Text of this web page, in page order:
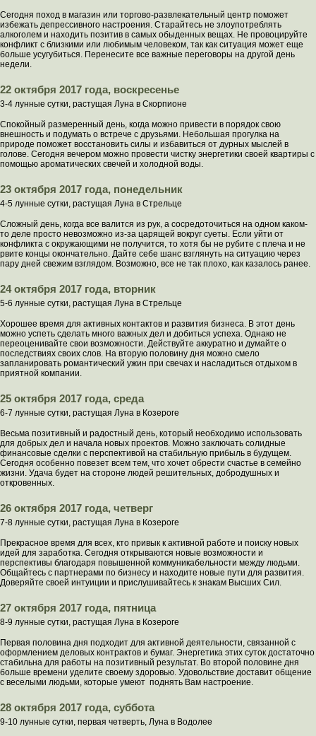
Сегодня поход в магазин или торгово-развлекательный центр поможет
избежать депрессивного настроения. Старайтесь не злоупотреблять
алкоголем и находить позитив в самых обыденных вещах. Не провоцируйте
конфликт с близкими или любимым человеком, так как ситуация может еще
больше усугубиться. Перенесите все важные переговоры на другой день
недели.
22 октября 2017 года, воскресенье
3-4 лунные сутки, растущая Луна в Скорпионе
Спокойный размеренный день, когда можно привести в порядок свою
внешность и подумать о встрече с друзьями. Небольшая прогулка на
природе поможет восстановить силы и избавиться от дурных мыслей в
голове. Сегодня вечером можно провести чистку энергетики своей квартиры с
помощью ароматических свечей и холодной воды.
23 октября 2017 года, понедельник
4-5 лунные сутки, растущая Луна в Стрельце
Сложный день, когда все валится из рук, а сосредоточиться на одном каком-
то деле просто невозможно из-за царящей вокруг суеты. Если уйти от
конфликта с окружающими не получится, то хотя бы не рубите с плеча и не
рвите концы окончательно. Дайте себе шанс взглянуть на ситуацию через
пару дней свежим взглядом. Возможно, все не так плохо, как казалось ранее.
24 октября 2017 года, вторник
5-6 лунные сутки, растущая Луна в Стрельце
Хорошее время для активных контактов и развития бизнеса. В этот день
можно успеть сделать много важных дел и добиться успеха. Однако не
переоценивайте свои возможности. Действуйте аккуратно и думайте о
последствиях своих слов. На вторую половину дня можно смело
запланировать романтический ужин при свечах и насладиться отдыхом в
приятной компании.
25 октября 2017 года, среда
6-7 лунные сутки, растущая Луна в Козероге
Весьма позитивный и радостный день, который необходимо использовать
для добрых дел и начала новых проектов. Можно заключать солидные
финансовые сделки с перспективой на стабильную прибыль в будущем.
Сегодня особенно повезет всем тем, что хочет обрести счастье в семейно
жизни. Удача будет на стороне людей решительных, добродушных и
откровенных.
26 октября 2017 года, четверг
7-8 лунные сутки, растущая Луна в Козероге
Прекрасное время для всех, кто привык к активной работе и поиску новых
идей для заработка. Сегодня открываются новые возможности и
перспективы благодаря повышенной коммуникабельности между людьми.
Общайтесь с партнерами по бизнесу и находите новые пути для развития.
Доверяйте своей интуиции и прислушивайтесь к знакам Высших Сил.
27 октября 2017 года, пятница
8-9 лунные сутки, растущая Луна в Козероге
Первая половина дня подходит для активной деятельности, связанной с
оформлением деловых контрактов и бумаг. Энергетика этих суток достаточно
стабильна для работы на позитивный результат. Во второй половине дня
больше времени уделите своему здоровью. Удовольствие доставит общение
с веселыми людьми, которые умеют поднять Вам настроение.
28 октября 2017 года, суббота
9-10 лунные сутки, первая четверть, Луна в Водолее